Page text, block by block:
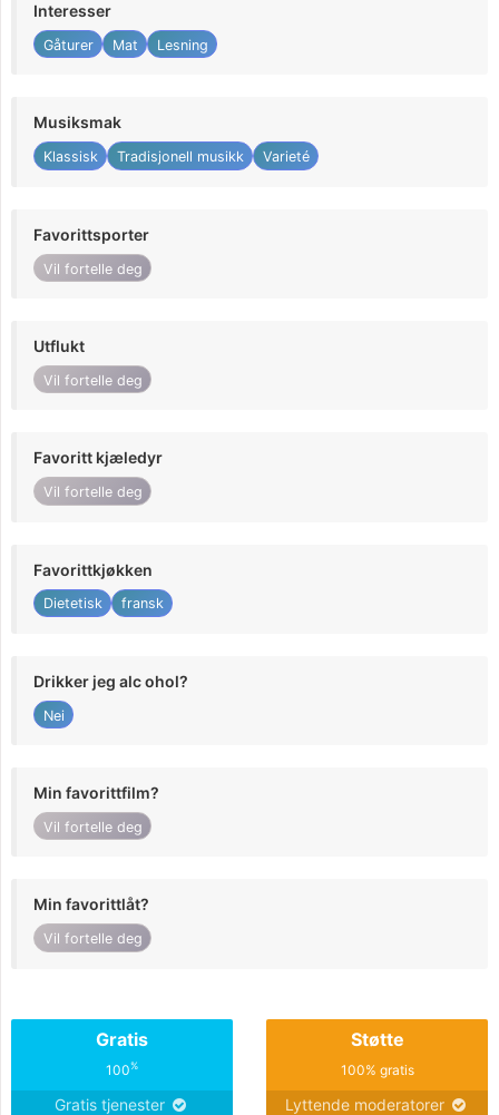
Interesser
Gåturer Mat Lesning
Musiksmak
Klassisk Tradisjonell musikk Varieté
Favorittsporter
Vil fortelle deg
Utflukt
Vil fortelle deg
Favoritt kjæledyr
Vil fortelle deg
Favorittkjøkken
Dietetisk fransk
Drikker jeg alc ohol?
Nei
Min favorittfilm?
Vil fortelle deg
Min favorittlåt?
Vil fortelle deg
Gratis
100%
Gratis tjenester
Støtte
100% gratis
Lyttende moderatorer